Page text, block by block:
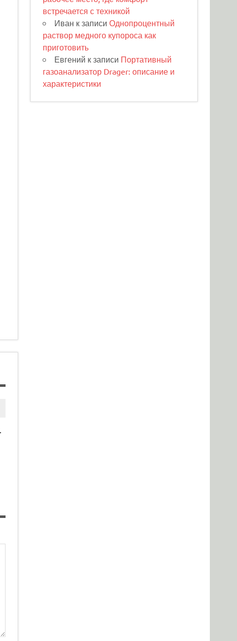
встречается с техникой
Иван к записиОднопроцентный
раствор медного купороса как
приготовить
Евгений к записи Портативный
газоанализатор Drager: описание и
характеристики